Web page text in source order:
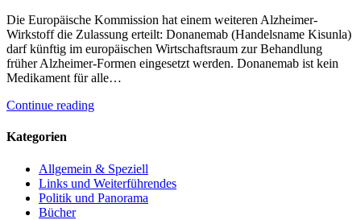
Die Europäische Kommission hat einem weiteren Alzheimer-
Wirkstoff die Zulassung erteilt: Donanemab (Handelsname Kisunla)
darf künftig im europäischen Wirtschaftsraum zur Behandlung
früher Alzheimer-Formen eingesetzt werden. Donanemab ist kein
Medikament für alle…
Continue reading
Kategorien
Allgemein & Speziell
Links und Weiterführendes
Politik und Panorama
Bücher